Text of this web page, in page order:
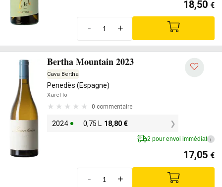
18,50 €
- +
Bertha Mountain 2023
Cava Bertha
Penedès (Espagne)
Xarel·lo
0 commentaire
2024 0,75 L 18,80 €
2 pour envoi immédiat i
17,05 €
- +